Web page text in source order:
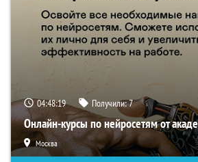
04:48:18 Получили:7
Онлайн-курсы по нейросетям от
Москва